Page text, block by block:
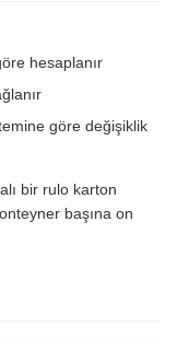
hesaplanır
göre değişiklik
bir rulo karton
başına on